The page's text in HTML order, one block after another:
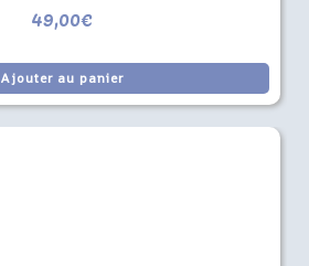
49,00€
Ajouter au panier